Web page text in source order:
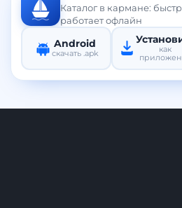
Каталог в кармане:
работает офлайн
Android
скачать .apk
как